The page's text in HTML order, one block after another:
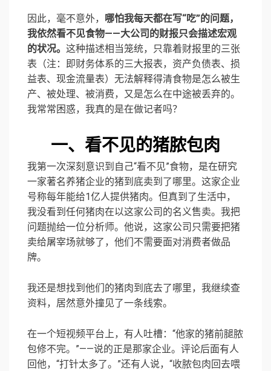
因此，毫不意外， 哪怕我每天都在写“吃”的问题，
我依然看不见食物——大公司的财报只会描述宏观
的状况。 这种描述相当笼统，只靠着财报里的三张
表（注：即财务体系的三大报表，资产负债表、损
益表、现金流量表）无法解释得清食物是怎么被生
产、被处理、被消费，又是怎么在中途被丢弃的。
我常常困惑，我真的是在做记者吗？
一、看不见的猪脓包肉
我第一次深刻意识到自己“看不见”食物，是在研究
一家著名养猪企业的猪到底卖到了哪里。这家企业
号称每年能给1亿人提供猪肉。但真到了生活中，
我没看到任何猪肉在以这家公司的名义售卖。我把
问题抛给一位分析师。他说，这家公司只需要把猪
卖给屠宰场就够了，他们不需要面对消费者做品
牌。
我还是想找到他们的猪肉到底去了哪里，我继续查
资料，居然意外撞见了一条线索。
在一个短视频平台上，有人吐槽：“他家的猪前腿脓
包修不完。”——说的正是那家企业。评论后面有人
回他，“打针太多了。”还有人说，“收脓包肉回去喂